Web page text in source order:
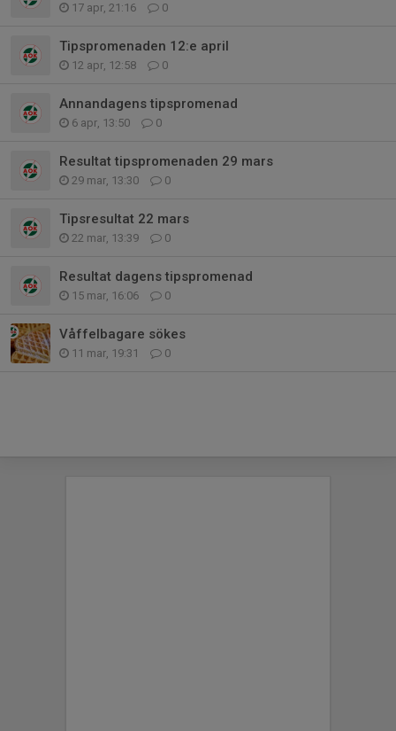
17 apr, 21:16 0
Tipspromenaden 12:e april
12 apr, 12:58 0
Annandagens tipspromenad
6 apr, 13:50 0
Resultat tipspromenaden 29 mars
29 mar, 13:30 0
Tipsresultat 22 mars
22 mar, 13:39 0
Resultat dagens tipspromenad
15 mar, 16:06 0
Våffelbagare sökes
11 mar, 19:31 0